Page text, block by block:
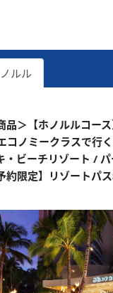
ルル
＞【ホノルルコー
ノミークラスで行
・ビーチリゾート /
約限定】リゾートパ